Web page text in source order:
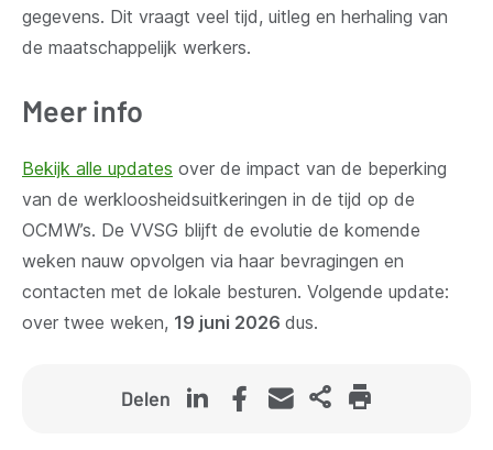
gegevens. Dit vraagt veel tijd, uitleg en herhaling van
de maatschappelijk werkers.
Meer info
Bekijk alle updates over de impact van de beperking
van de werkloosheidsuitkeringen in de tijd op de
OCMW’s. De VVSG blijft de evolutie de komende
weken nauw opvolgen via haar bevragingen en
contacten met de lokale besturen. Volgende update:
over twee weken, 19 juni 2026 dus.
Delen